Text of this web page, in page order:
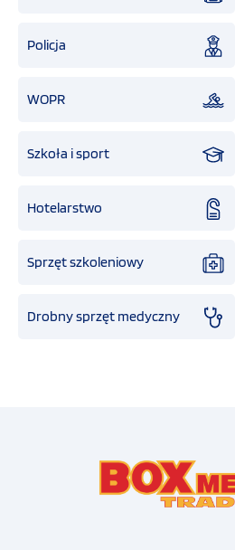
Policja
WOPR
Szkoła i sport
Hotelarstwo
Sprzęt szkoleniowy
Drobny sprzęt medyczny